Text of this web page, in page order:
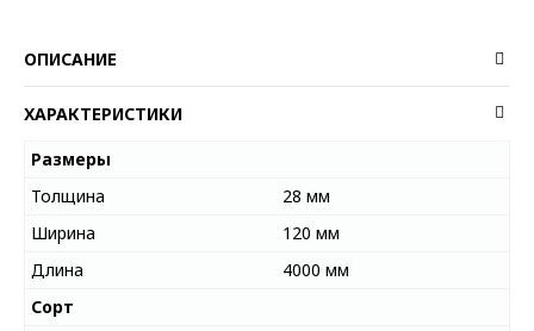
ОПИСАНИЕ
ХАРАКТЕРИСТИКИ
Размеры
Толщина
28 мм
Ширина
120 мм
Длина
4000 мм
Сорт